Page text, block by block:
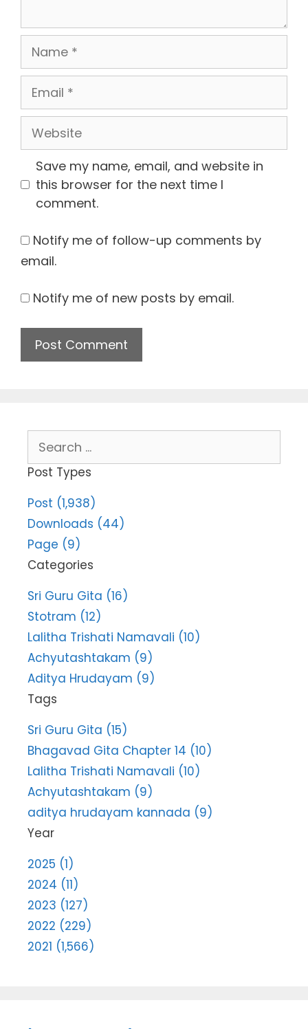
Name
Email
Website
Save my name, email, and website in
this browser for the next time I
comment.
Notify me of follow-up comments by
email.
Notify me of new posts by email.
for:
Post Types
Post (1,938)
Downloads (44)
Page (9)
Categories
Sri Guru Gita (16)
Stotram (12)
Lalitha Trishati Namavali (10)
Achyutashtakam (9)
Aditya Hrudayam (9)
Tags
Sri Guru Gita (15)
Bhagavad Gita Chapter 14 (10)
Lalitha Trishati Namavali (10)
Achyutashtakam (9)
aditya hrudayam kannada (9)
Year
2025 (1)
2024 (11)
2023 (127)
2022 (229)
2021 (1,566)